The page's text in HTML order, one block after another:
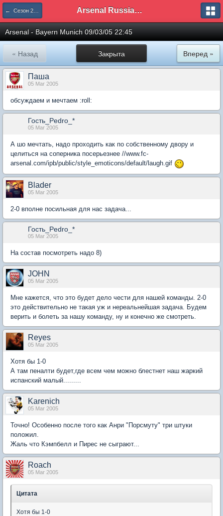
← Сезон 2004/05 Arsenal Russian Speaking Supporters Club
Arsenal - Bayern Munich 09/03/05 22:45
Закрыта
« Назад Вперед »
Паша
05 Mar 2005
обсуждаем и мечтаем :roll:
Гость_Pedro_*
05 Mar 2005
А шо мечтать, надо проходить как по собственному двору и
целиться на соперника посерьезнее //www.fc-
arsenal.com/ipb/public/style_emoticons/default/laugh.gif
Blader
05 Mar 2005
2-0 вполне посильная для нас задача...
Гость_Pedro_*
05 Mar 2005
На состав посмотреть надо 8)
JOHN
05 Mar 2005
Мне кажется, что это будет дело чести для нашей команды. 2-0
это действительно не такая уж и нереальнейшая задача. Будем
верить и болеть за нашу команду, ну и конечно же смотреть.
Reyes
05 Mar 2005
Хотя бы 1-0
А там пеналти будет,где всем чем можно блестнет наш жаркий
испанский малый.........
Karenich
05 Mar 2005
Точно! Особенно после того как Анри "Порсмуту" три штуки
положил.
Жаль что Кэмпбелл и Пирес не сыграют...
Roach
05 Mar 2005
Цитата
Хотя бы 1-0